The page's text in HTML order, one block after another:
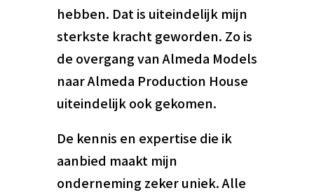
hebben. Dat is uiteindelijk mijn
sterkste kracht geworden. Zo is
de overgang van Almeda Models
naar Almeda Production House
uiteindelijk ook gekomen.
De kennis en expertise die ik
aanbied maakt mijn
onderneming zeker uniek. Alle